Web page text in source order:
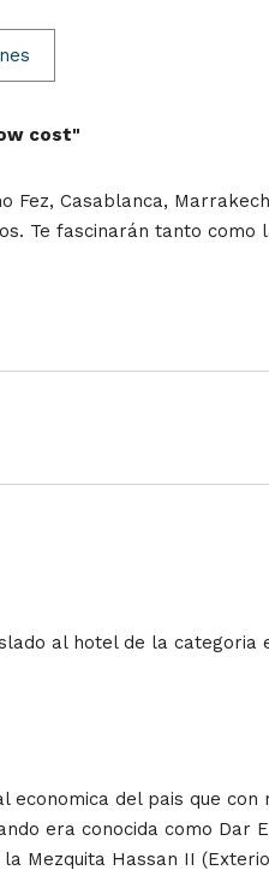
cost"
Fez, Casablanca,
Te fascinarán tanto
al hotel de la
del pais que
era conocida como Dar
Mezquita Hassan II